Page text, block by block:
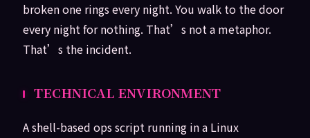
broken one rings every night. You walk to the door
every night for nothing. That’s not a metaphor.
That’s the incident.
TECHNICAL ENVIRONMENT
A shell-based ops script running in a Linux